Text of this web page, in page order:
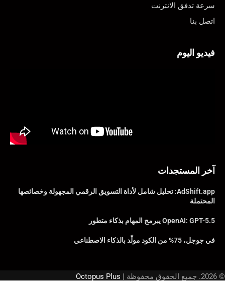
سرعة تدفق الانترنت
اتصل بنا
فيديو اليوم
آخر المستجدات
AdShift.app: تحليل شامل لأداة التسويق الرقمي المجهولة وخصائصها
المحتملة
OpenAI: GPT-5.5 يبرمج المهام بذكاء متطور
في جوجل، 75% من الكود مولّد بالذكاء الاصطناعي
© 2026. جميع الحقوق محفوظة | Octopus Plus